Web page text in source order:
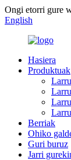
Ongi etorri gure
English
Hasiera
Produktuak
Berriak
Ohiko
Guri buruz
Jarri